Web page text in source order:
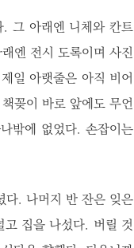
그 아래엔 니체와 칸트
엔 전시 도록이며 사진
일 아랫줄은 아직 비어
꽂이 바로 앞에도 무언
밖에 없었다. 손잡이는
다. 나머지 반 잔은 잊은
집을 나섰다. 버릴 것